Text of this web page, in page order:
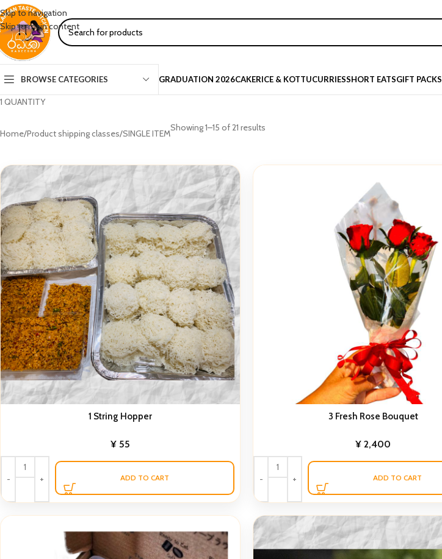
Skip to navigation
Skip to main content
BROWSE CATEGORIES GRADUATION 2026CAKERICE & KOTTUCURRIESSHORT EATSGIFT PACKS
1 QUANTITY
Home Product shipping classes SINGLE ITEM
Showing 1–15 of 21 results
1 String Hopper
¥ 55
ADD TO CART
3 Fresh Rose Bouquet
¥ 2,400
ADD TO CART